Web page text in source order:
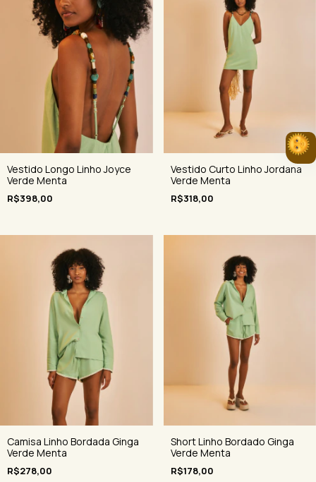
Vestido Longo Linho Joyce
Verde Menta
R$398,00
Vestido Curto Linho Jordana
Verde Menta
R$318,00
Camisa Linho Bordada Ginga
Verde Menta
R$278,00
Short Linho Bordado Ginga
Verde Menta
R$178,00